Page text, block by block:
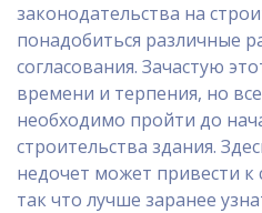
законодательства на
понадобиться различные
согласования. Зачастую
времени и терпения, но
необходимо пройти до
строительства здания.
недочет может привести
так что лучше заранее